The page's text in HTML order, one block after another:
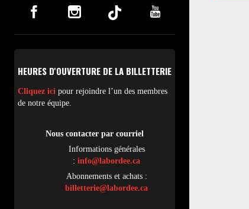
HEURES D'OUVERTURE DE LA BILLETTERIE
Cliquez ici pour rejoindre l’un des membres
de notre équipe.
Nous contacter par courriel
Informations générales
: info@labordee.ca
Abonnements et achats :
billetterie@labordee.ca